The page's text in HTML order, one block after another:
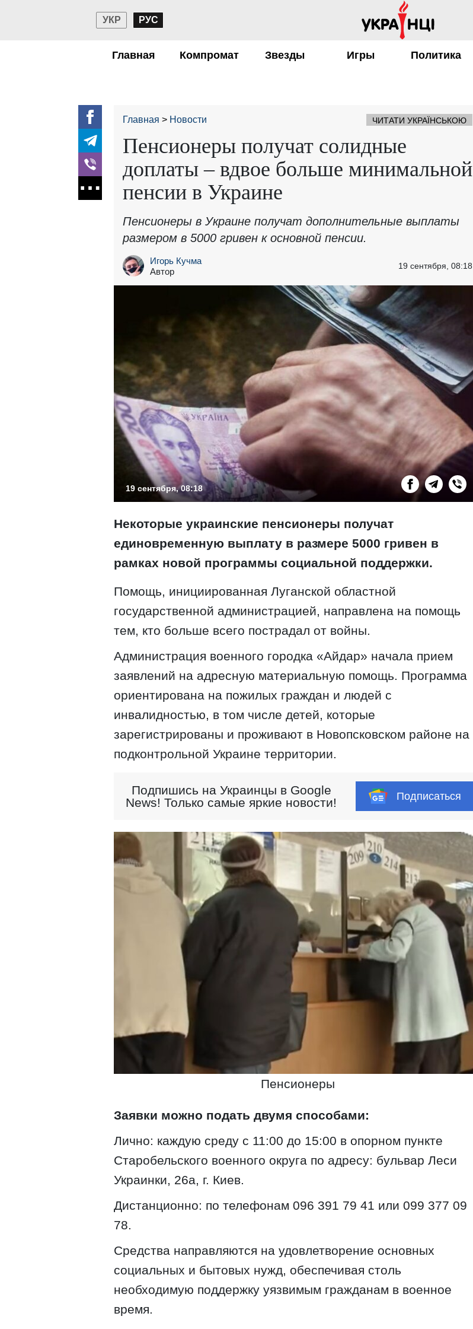
УКР РУС
Главная Компромат Звезды Игры Политика
Главная Новости ЧИТАТИ УКРАЇНСЬКОЮ
Пенсионеры получат солидные
доплаты – вдвое больше минимальной
пенсии в Украине
Пенсионеры в Украине получат дополнительные выплаты
размером в 5000 гривен к основной пенсии.
Игорь Кучма
Автор
19 сентября, 08:18
19 сентября, 08:18
Некоторые украинские пенсионеры получат
единовременную выплату в размере 5000 гривен в
рамках новой программы социальной поддержки.
Помощь, инициированная Луганской областной
государственной администрацией, направлена ​​на помощь
тем, кто больше всего пострадал от войны.
Администрация военного городка «Айдар» начала прием
заявлений на адресную материальную помощь. Программа
ориентирована на пожилых граждан и людей с
инвалидностью, в том числе детей, которые
зарегистрированы и проживают в Новопсковском районе на
подконтрольной Украине территории.
Подпишись на Украинцы в Google
News! Только самые яркие новости!
Подписаться
Пенсионеры
Заявки можно подать двумя способами:
Лично: каждую среду с 11:00 до 15:00 в опорном пункте
Старобельского военного округа по адресу: бульвар Леси
Украинки, 26а, г. Киев.
Дистанционно: по телефонам 096 391 79 41 или 099 377 09
78.
Средства направляются на удовлетворение основных
социальных и бытовых нужд, обеспечивая столь
необходимую поддержку уязвимым гражданам в военное
время.